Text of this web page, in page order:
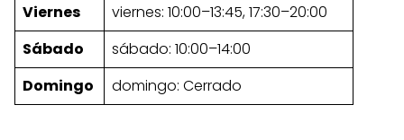
Viernes
viernes: 10:00–13:45, 17:30–20:00
Sábado
sábado: 10:00–14:00
Domingo
domingo: Cerrado